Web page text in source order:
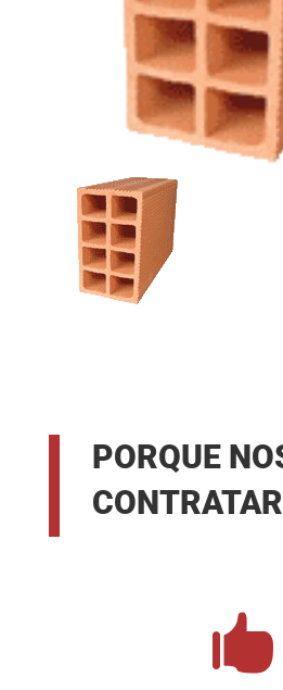
PORQUE
